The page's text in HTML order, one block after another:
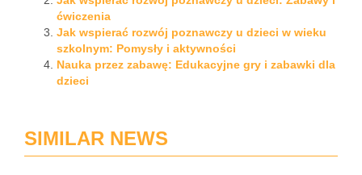
ćwiczenia
Jak wspierać rozwój poznawczy u dzieci w wieku
szkolnym: Pomysły i aktywności
Nauka przez zabawę: Edukacyjne gry i zabawki dla
dzieci
SIMILAR NEWS